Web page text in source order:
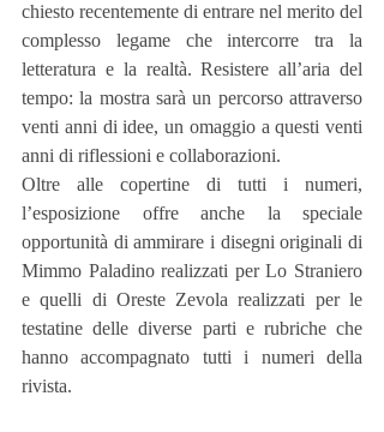
chiesto recentemente di entrare nel merito del
complesso legame che intercorre tra la
letteratura e la realtà. Resistere all’aria del
tempo: la mostra sarà un percorso attraverso
venti anni di idee, un omaggio a questi venti
anni di riflessioni e collaborazioni.
Oltre alle copertine di tutti i numeri,
l’esposizione offre anche la speciale
opportunità di ammirare i disegni originali di
Mimmo Paladino realizzati per Lo Straniero
e quelli di Oreste Zevola realizzati per le
testatine delle diverse parti e rubriche che
hanno accompagnato tutti i numeri della
rivista.